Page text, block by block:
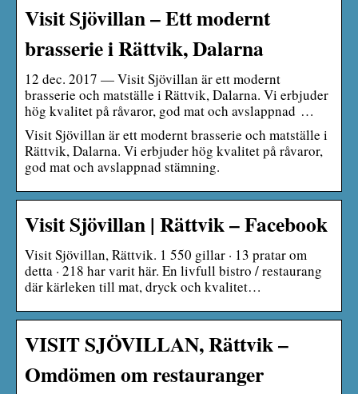
Visit Sjövillan – Ett modernt
brasserie i Rättvik, Dalarna
12 dec. 2017 — Visit Sjövillan är ett modernt
brasserie och matställe i Rättvik, Dalarna. Vi erbjuder
hög kvalitet på råvaror, god mat och avslappnad …
Visit Sjövillan är ett modernt brasserie och matställe i
Rättvik, Dalarna. Vi erbjuder hög kvalitet på råvaror,
god mat och avslappnad stämning.
Visit Sjövillan | Rättvik – Facebook
Visit Sjövillan, Rättvik. 1 550 gillar · 13 pratar om
detta · 218 har varit här. En livfull bistro / restaurang
där kärleken till mat, dryck och kvalitet…
VISIT SJÖVILLAN, Rättvik –
Omdömen om restauranger